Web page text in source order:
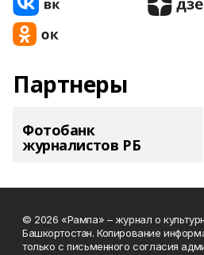
Партнеры
Фотобанк
журналистов РБ
© 2026 «Рампа» – журнал о
Башкортостан. Копирование
только с письменного согласия